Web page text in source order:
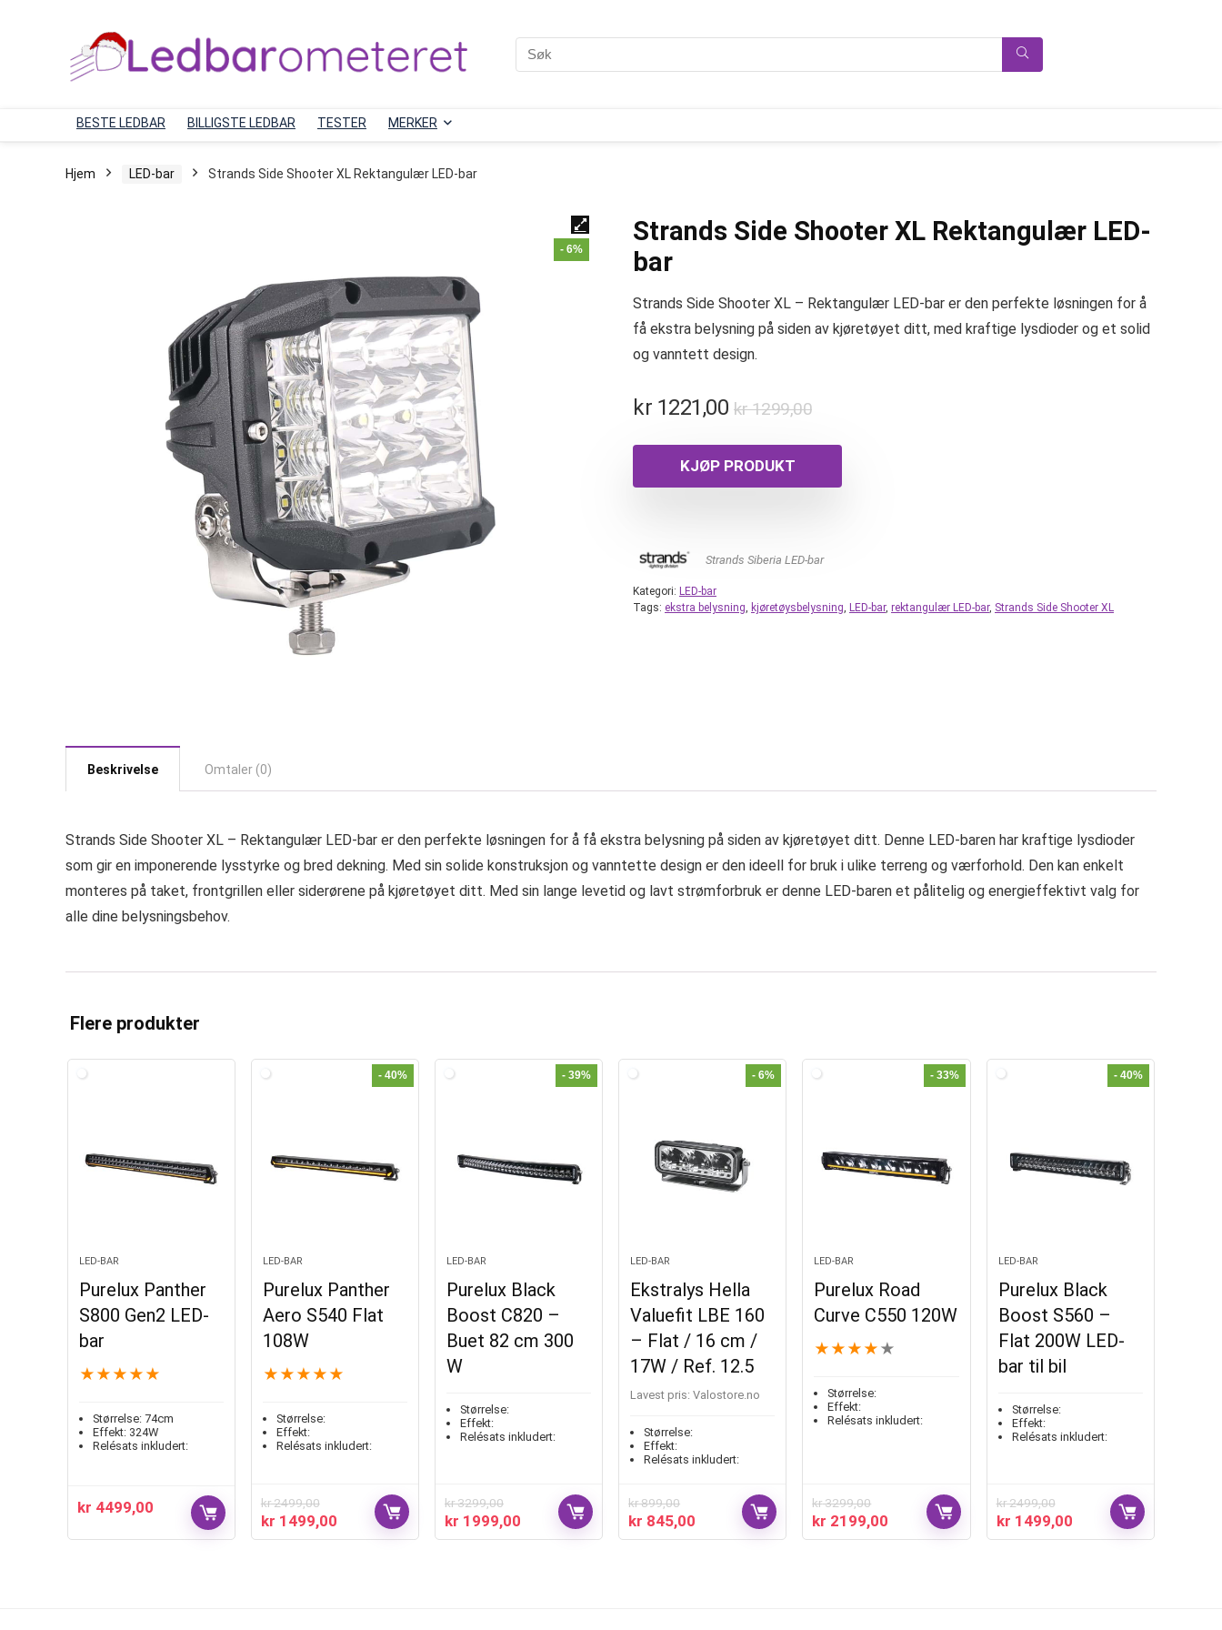
BESTE LEDBAR BILLIGSTE LEDBAR TESTER MERKER
Hjem LED-bar Strands Side Shooter XL Rektangulær LED-bar
- 6%
Strands Side Shooter XL Rektangulær LED-
bar
Strands Side Shooter XL – Rektangulær LED-bar er den perfekte løsningen for å
få ekstra belysning på siden av kjøretøyet ditt, med kraftige lysdioder og et solid
og vanntett design.
kr1299,00
kr 1221,00
KJØP PRODUKT
Strands Siberia LED-bar
Kategori: LED-bar
Tags: ekstra belysning, kjøretøysbelysning, LED-bar, rektangulær LED-bar, Strands Side Shooter XL
Beskrivelse Omtaler (0)
Strands Side Shooter XL – Rektangulær LED-bar er den perfekte løsningen for å få ekstra belysning på siden av kjøretøyet ditt. Denne LED-baren har kraftige lysdioder
som gir en imponerende lysstyrke og bred dekning. Med sin solide konstruksjon og vanntette design er den ideell for bruk i ulike terreng og værforhold. Den kan enkelt
monteres på taket, frontgrillen eller siderørene på kjøretøyet ditt. Med sin lange levetid og lavt strømforbruk er denne LED-baren et pålitelig og energieffektivt valg for
alle dine belysningsbehov.
Flere produkter
LED-BAR
Purelux Panther
S800 Gen2 LED-
bar
★ ★ ★ ★ ★
Størrelse: 74cm
Effekt: 324W
Relésats inkludert:
kr 4499,00
- 40%
LED-BAR
Purelux Panther
Aero S540 Flat
108W
★ ★ ★ ★ ★
Størrelse:
Effekt:
Relésats inkludert:
kr2499,00
kr 1499,00
- 39%
LED-BAR
Purelux Black
Boost C820 –
Buet 82 cm 300
W
Størrelse:
Effekt:
Relésats inkludert:
kr3299,00
kr 1999,00
- 6%
LED-BAR
Ekstralys Hella
Valuefit LBE 160
– Flat / 16 cm /
17W / Ref. 12.5
Lavest pris: valostore.no
Størrelse:
Effekt:
Relésats inkludert:
kr899,00
kr 845,00
- 33%
LED-BAR
Purelux Road
Curve C550 120W
★ ★ ★ ★ ★
Størrelse:
Effekt:
Relésats inkludert:
kr3299,00
kr 2199,00
- 40%
LED-BAR
Purelux Black
Boost S560 –
Flat 200W LED-
bar til bil
Størrelse:
Effekt:
Relésats inkludert:
kr2499,00
kr 1499,00